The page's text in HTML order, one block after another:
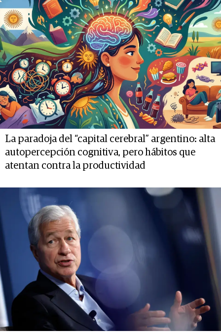
La paradoja del “capital cerebral” argentino: alta
autopercepción cognitiva, pero hábitos que
atentan contra la productividad